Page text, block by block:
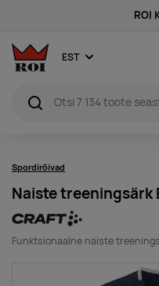
ROI
EST
Spordirõivad
Naiste treeningsärk
Funktsionaalne naiste